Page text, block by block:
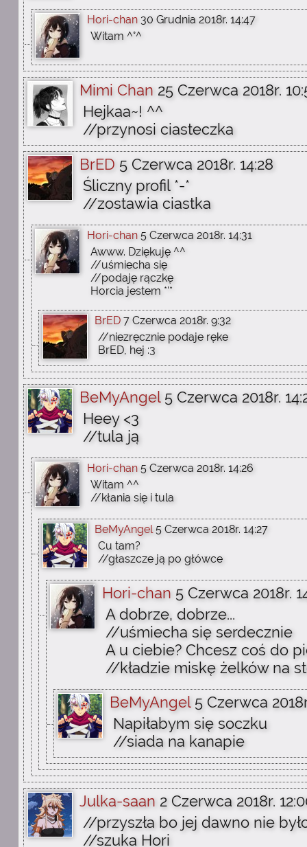
Hori-chan 30 Grudnia 2018r. 14:47
Witam ^°^
Mimi Chan 25 Czerwca 2018r.
Hejkaa~! ^^
//przynosi ciasteczka
BrED 5 Czerwca 2018r. 14:28
Śliczny profil *-*
//zostawia ciastka
Hori-chan 5 Czerwca 2018r. 14:31
Awww. Dziękuję ^^
//uśmiecha się
//podaję rączkę
Horcia jestem *'*
BrED 7 Czerwca 2018r. 9:32
//niezręcznie podaje ręke
BrED, hej :3
BeMyAngel 5 Czerwca 2018r.
Heey <3
//tula ją
Hori-chan 5 Czerwca 2018r. 14:26
Witam ^^
//kłania się i tula
BeMyAngel 5 Czerwca 2018r. 14:27
Cu tam?
//głaszcze ją po główce
Hori-chan 5 Czerwca 2018r.
A dobrze, dobrze...
//uśmiecha się serdecznie
A u ciebie? Chcesz coś do
//kładzie miskę żelków na
BeMyAngel 5 Czerwca
Napiłabym się soczku
//siada na kanapie
Julka-saan 2 Czerwca 2018r.
//przyszła bo jej dawno nie
//szuka Hori